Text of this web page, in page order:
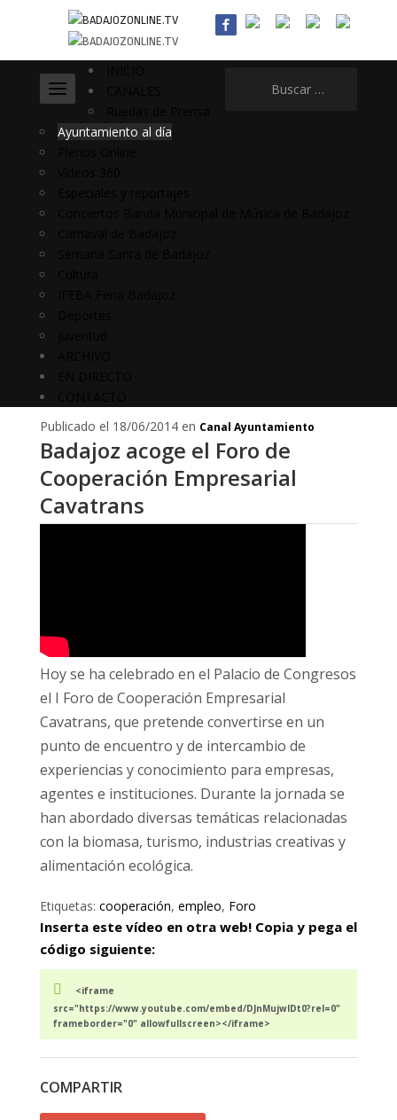
Ayuntamiento al día
Publicado el 18/06/2014 en Canal Ayuntamiento
Badajoz acoge el Foro de
Cooperación Empresarial
Cavatrans
Hoy se ha celebrado en el Palacio de Congresos
el I Foro de Cooperación Empresarial
Cavatrans, que pretende convertirse en un
punto de encuentro y de intercambio de
experiencias y conocimiento para empresas,
agentes e instituciones. Durante la jornada se
han abordado diversas temáticas relacionadas
con la biomasa, turismo, industrias creativas y
alimentación ecológica.
Etiquetas: cooperación, empleo, Foro
Inserta este vídeo en otra web! Copia y pega el
código siguiente:
<iframe
src="https://www.youtube.com/embed/DJnMujwIDt0?rel=0"
frameborder="0" allowfullscreen></iframe>
COMPARTIR